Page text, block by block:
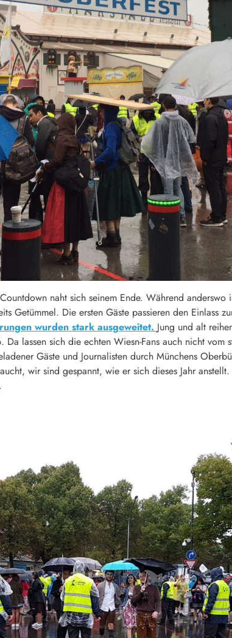
naht sich seinem Ende. Während
Getümmel. Die ersten Gäste passieren den Einlass
wurden stark ausgeweitet. Jung und alt
lassen sich die echten Wiesn-Fans auch nicht vom
Gäste und Journalisten durch Münchens
wir sind gespannt, wie er sich dieses Jahr
.